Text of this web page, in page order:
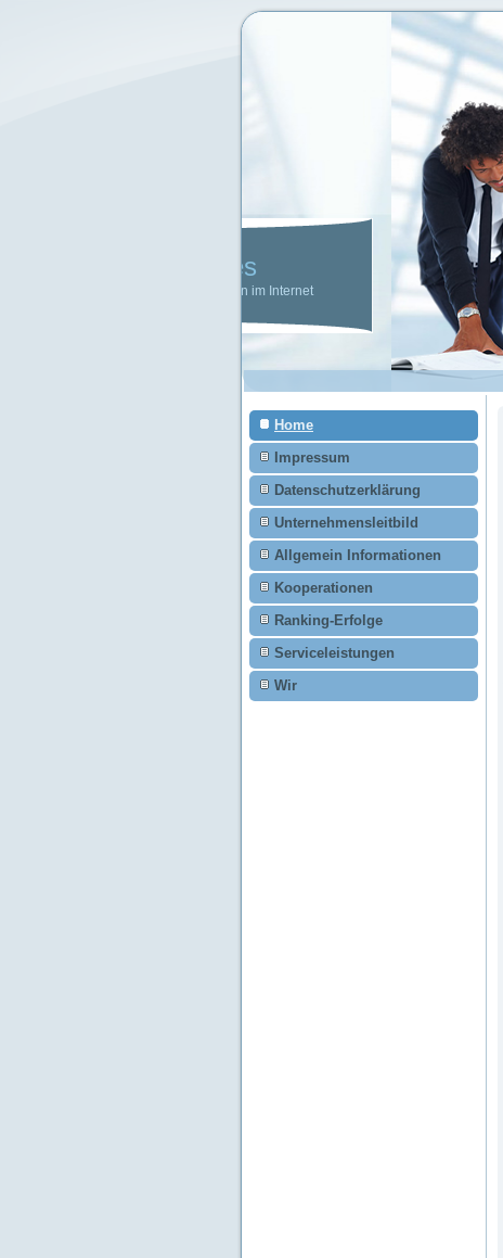
Home
Impressum
Datenschutzerklärung
Unternehmensleitbild
Allgemein Informationen
Kooperationen
Ranking-Erfolge
Serviceleistungen
Wir